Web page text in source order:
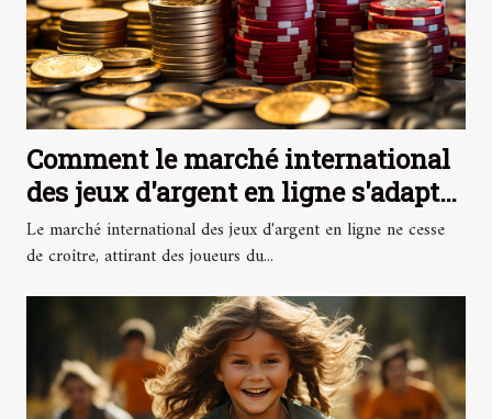
Comment le marché international
des jeux d'argent en ligne s'adapte
aux législations locales
Le marché international des jeux d'argent en ligne ne cesse
de croître, attirant des joueurs du...